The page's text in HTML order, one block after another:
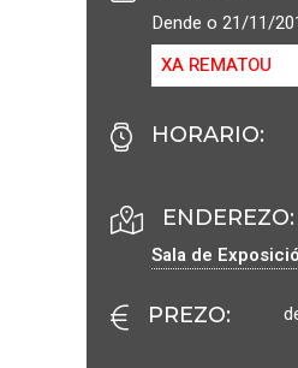
Dende o 21/11/
XA REMATOU
HORARIO:
ENDEREZO:
Sala de
PREZO: